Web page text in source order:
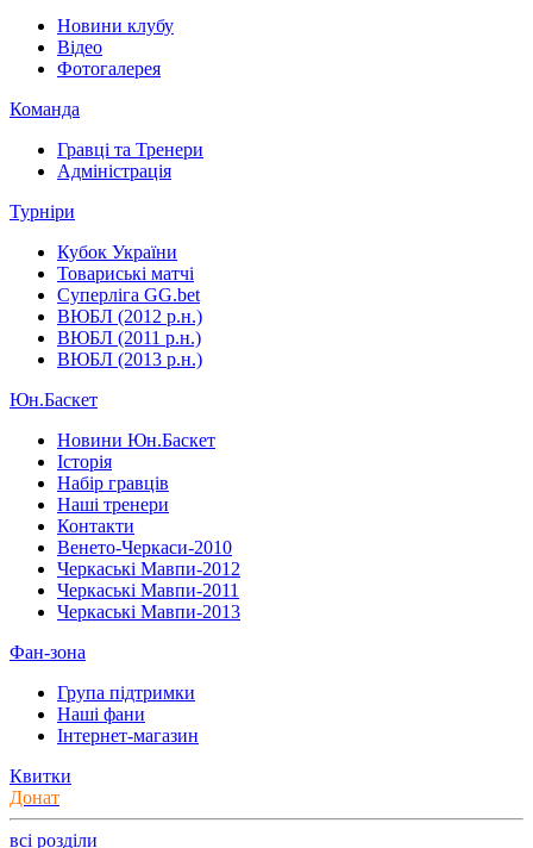
Новини клубу
Відео
Фотогалерея
Команда
Гравці та Тренери
Адміністрація
Турніри
Кубок України
Товариські матчі
Суперліга GG.bet
ВЮБЛ (2012 р.н.)
ВЮБЛ (2011 р.н.)
ВЮБЛ (2013 р.н.)
Юн.Баскет
Новини Юн.Баскет
Історія
Набір гравців
Наші тренери
Контакти
Венето-Черкаси-2010
Черкаські Мавпи-2012
Черкаські Мавпи-2011
Черкаські Мавпи-2013
Фан-зона
Група підтримки
Наші фани
Інтернет-магазин
Квитки
Донат
всі розділи